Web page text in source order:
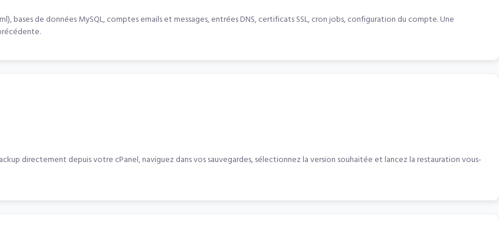
de données MySQL, comptes emails et messages, entrées DNS, certificats SSL, cron jobs, configuration du compte. Une
directement depuis votre cPanel, naviguez dans vos sauvegardes, sélectionnez la version souhaitée et lancez la restauration vous-